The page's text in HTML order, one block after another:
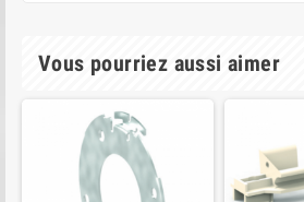
Vous pourriez aussi aimer